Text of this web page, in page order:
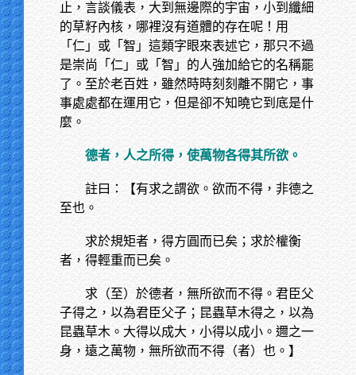
止，言談儀表，大到無邊際的宇宙，小到纖細
的草籽內核，哪裡沒有道體的存在呢！用
「仁」或「智」這類字眼來表述它，那只不過
是崇尚「仁」或「智」的人強加給它的名稱罷
了。至於老百姓，雖然時時刻刻離不開它，事
事處處都在運用它，但是卻不知曉它到底是什
麼。
德者，人之所得，使萬物各得其所欲。
註曰：【有求之謂欲。欲而不得，非德之
至也。
求於規矩者，得方圓而已矣；求於權衡
者，得輕重而已矣。
求（至）於德者，無所欲而不得。君臣父
子得之，以為君臣父子；昆蟲草木得之，以為
昆蟲草木。大得以成大，小得以成小。邇之一
身，遠之萬物，無所欲而不得（者）也。】